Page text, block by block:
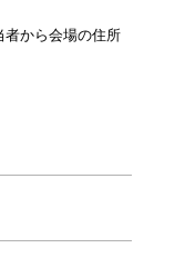
者から会場の住所